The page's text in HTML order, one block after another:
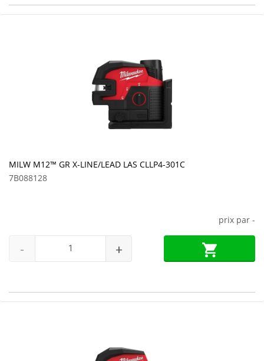
MILW M12™ GR X-LINE/LEAD LAS CLLP4-301C
7B088128
prix par -
- +